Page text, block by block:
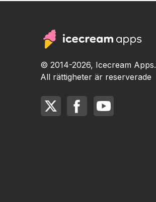
© 2014-2026, Icecream Apps.
All rättigheter är reserverade